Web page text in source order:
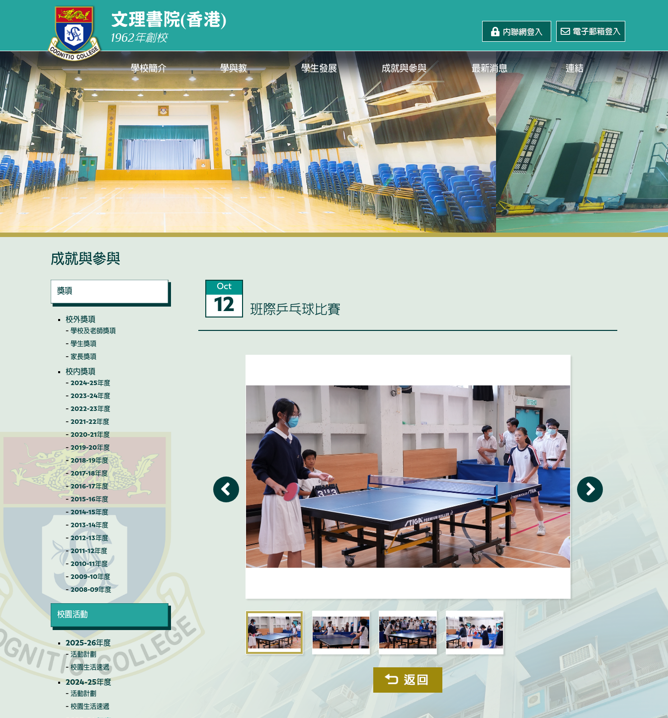
文理書院(香港)
1962年創校
學校簡介 學與教 學生發展 成就與參與 最新消息 連結
成就與參與
獎項
校外獎項
學校及老師獎項
學生獎項
家長獎項
校內獎項
2024-25年度
2023-24年度
2022-23年度
2021-22年度
2020-21年度
2019-20年度
2018-19年度
2017-18年度
2016-17年度
2015-16年度
2014-15年度
2013-14年度
2012-13年度
2011-12年度
2010-11年度
2009-10年度
2008-09年度
校園活動
2025-26年度
活動計劃
校園生活速遞
2024-25年度
活動計劃
校園生活速遞
Oct
12 班際乒乓球比賽